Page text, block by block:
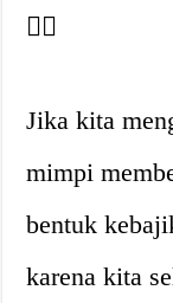
👍🏼
Jika kita
mimpi
bentuk
karena kita